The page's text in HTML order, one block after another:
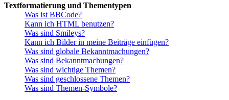
Textformatierung und Thementypen
Was ist BBCode?
Kann ich HTML benutzen?
Was sind Smileys?
Kann ich Bilder in meine Beiträge einfügen?
Was sind globale Bekanntmachungen?
Was sind Bekanntmachungen?
Was sind wichtige Themen?
Was sind geschlossene Themen?
Was sind Themen-Symbole?